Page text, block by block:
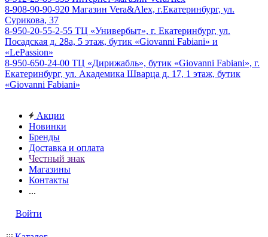
8-908-90-90-920 Магазин Vera&Alex, г.Екатеринбург, ул.
Сурикова, 37
8-950-20-55-2-55 ТЦ «Универбыт», г. Екатеринбург, ул.
Посадская д. 28а, 5 этаж, бутик «Giovanni Fabiani» и
«LePassion»
8-950-650-24-00 ТЦ «Дирижабль», бутик «Giovanni Fabiani», г.
Екатеринбург, ул. Академика Шварца д. 17, 1 этаж, бутик
«Giovanni Fabiani»
Акции
Новинки
Бренды
Доставка и оплата
Честный знак
Магазины
Контакты
...
Войти